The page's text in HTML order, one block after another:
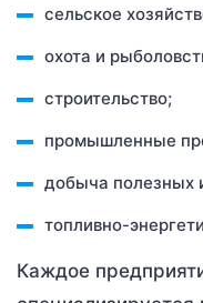
сельское
охота и
строительство;
промышленные
добыча полезных
топливно-
Каждое